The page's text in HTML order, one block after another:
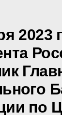
2023
по